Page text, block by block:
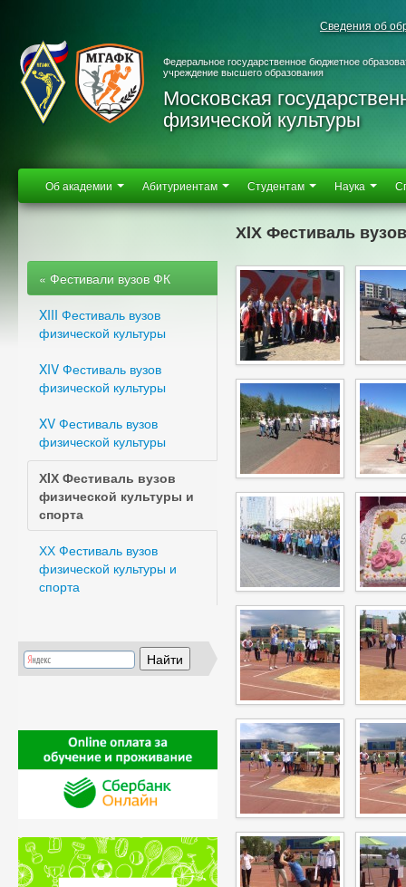
Сведения об
Федеральное государственное бюджетное
учреждение высшего образования
Московская
физической культуры
Об академии Абитуриентам Студентам Наука
« Фестивали вузов ФК
XIII Фестиваль вузов
физической культуры
XIV Фестиваль вузов
физической культуры
XV Фестиваль вузов
физической культуры
ХIХ Фестиваль вузов
физической культуры и
спорта
ХХ Фестиваль вузов
физической культуры и
спорта
ХIХ Фестиваль